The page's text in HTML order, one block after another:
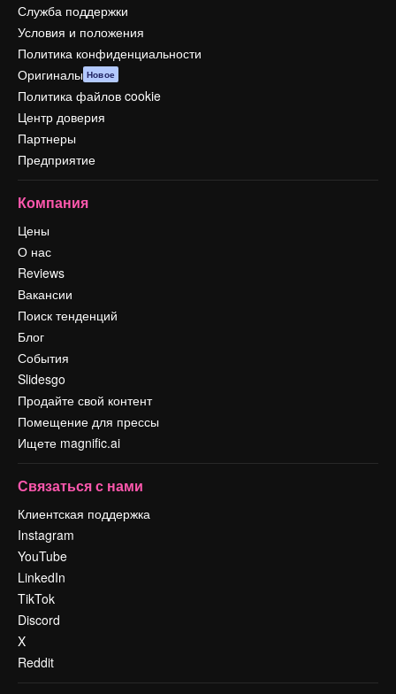
Служба поддержки
Условия и положения
Политика конфиденциальности
Оригиналы Новое
Политика файлов cookie
Центр доверия
Партнеры
Предприятие
Компания
Цены
О нас
Reviews
Вакансии
Поиск тенденций
Блог
События
Slidesgo
Продайте свой контент
Помещение для прессы
Ищете magnific.ai
Связаться с нами
Клиентская поддержка
Instagram
YouTube
LinkedIn
TikTok
Discord
X
Reddit